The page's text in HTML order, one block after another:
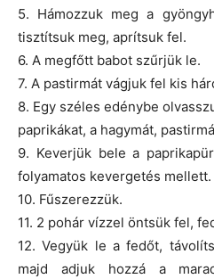
5. Hámozzuk meg a
tisztítsuk meg, aprítsuk fel.
6. A megfőtt babot szűrjük le.
7. A pastirmát vágjuk fel kis
8. Egy széles edénybe
paprikákat, a hagymát,
9. Keverjük bele a
folyamatos kevergetés mellett.
10. Fűszerezzük.
11. 2 pohár vízzel öntsük fel,
12. Vegyük le a fedőt,
majd adjuk hozzá a